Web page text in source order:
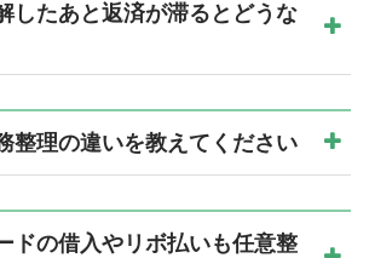
したあと返済が滞るとどうな
整理の違いを教えてください
ドの借入やリボ払いも任意整